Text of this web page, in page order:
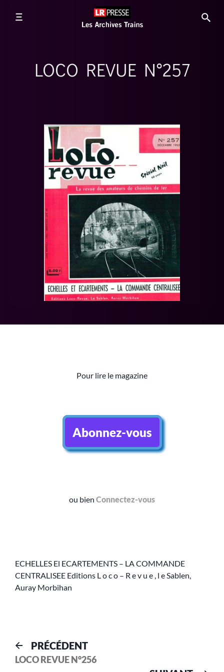
LOCO REVUE N°257
Pour lire le magazine
Abonnez-vous
ou bien Connectez-vous
ECHELLES El ECARTEMENTS – LA COMMANDE
CENTRALISEE Editions L o c o – R e v u e , l e Sablen,
Auray Morbihan
PRÉCÉDENT
LOCO REVUE N°256